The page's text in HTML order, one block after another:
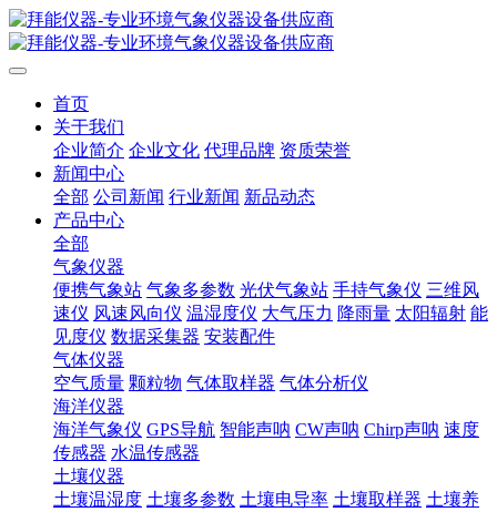
首页
关于我们
企业简介 企业文化 代理品牌 资质荣誉
新闻中心
全部 公司新闻 行业新闻 新品动态
产品中心
全部
气象仪器
便携气象站 气象多参数 光伏气象站 手持气象仪 三维风
速仪 风速风向仪 温湿度仪 大气压力 降雨量 太阳辐射 能
见度仪 数据采集器 安装配件
气体仪器
空气质量 颗粒物 气体取样器 气体分析仪
海洋仪器
海洋气象仪 GPS导航 智能声呐 CW声呐 Chirp声呐 速度
传感器 水温传感器
土壤仪器
土壤温湿度 土壤多参数 土壤电导率 土壤取样器 土壤养